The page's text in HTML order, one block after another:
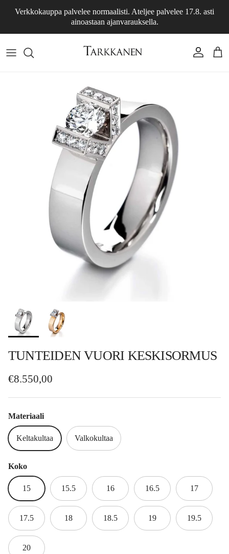
Verkkokauppa palvelee normaalisti. Ateljee palvelee 17.8. asti
ainoastaan ajanvarauksella.
Tili
TUNTEIDEN VUORI KESKISORMUS
Normaalihinta
€8.550,00
Materiaali
Keltakultaa Valkokultaa
Koko
15 15.5 16 16.5 17
17.5 18 18.5 19 19.5
20